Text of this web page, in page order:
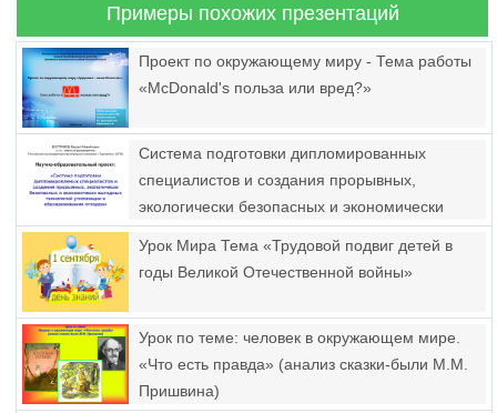
Примеры похожих презентаций
Проект по окружающему миру - Тема работы
«McDonald's польза или вред?»
Система подготовки дипломированных
специалистов и создания прорывных,
экологически безопасных и экономически
обезвреживания отходов
Урок Мира Тема «Трудовой подвиг детей в
годы Великой Отечественной войны»
Урок по теме: человек в окружающем мире.
«Что есть правда» (анализ сказки-были М.М.
Пришвина)